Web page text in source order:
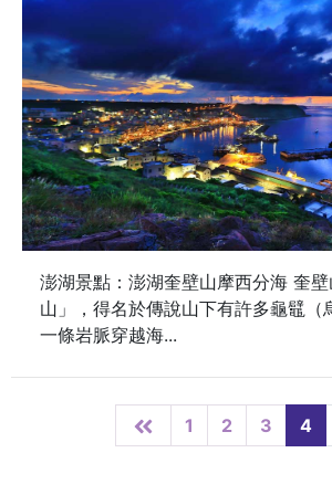
澎湖景點：澎湖奎壁山摩西分海 奎
山」，得名於傳說山下有許多龜鼊（
一條岩脈穿越海...
1 2 3 4